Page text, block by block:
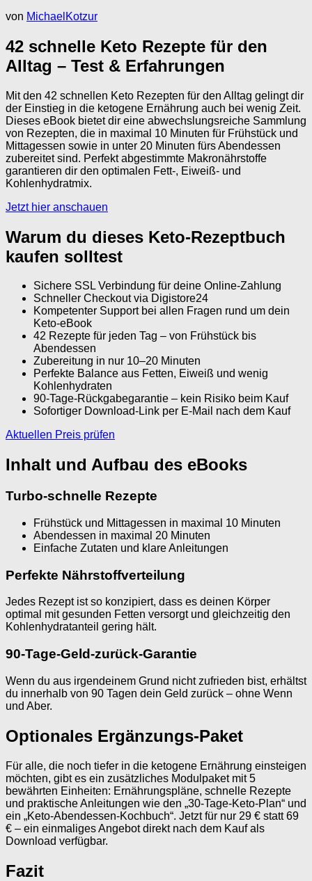
von MichaelKotzur
42 schnelle Keto Rezepte für den
Alltag – Test & Erfahrungen
Mit den 42 schnellen Keto Rezepten für den Alltag gelingt dir
der Einstieg in die ketogene Ernährung auch bei wenig Zeit.
Dieses eBook bietet dir eine abwechslungsreiche Sammlung
von Rezepten, die in maximal 10 Minuten für Frühstück und
Mittagessen sowie in unter 20 Minuten fürs Abendessen
zubereitet sind. Perfekt abgestimmte Makronährstoffe
garantieren dir den optimalen Fett-, Eiweiß- und
Kohlenhydratmix.
Jetzt hier anschauen
Warum du dieses Keto-Rezeptbuch
kaufen solltest
Sichere SSL Verbindung für deine Online-Zahlung
Schneller Checkout via Digistore24
Kompetenter Support bei allen Fragen rund um dein
Keto-eBook
42 Rezepte für jeden Tag – von Frühstück bis
Abendessen
Zubereitung in nur 10–20 Minuten
Perfekte Balance aus Fetten, Eiweiß und wenig
Kohlenhydraten
90-Tage-Rückgabegarantie – kein Risiko beim Kauf
Sofortiger Download-Link per E-Mail nach dem Kauf
Aktuellen Preis prüfen
Inhalt und Aufbau des eBooks
Turbo-schnelle Rezepte
Frühstück und Mittagessen in maximal 10 Minuten
Abendessen in maximal 20 Minuten
Einfache Zutaten und klare Anleitungen
Perfekte Nährstoffverteilung
Jedes Rezept ist so konzipiert, dass es deinen Körper
optimal mit gesunden Fetten versorgt und gleichzeitig den
Kohlenhydratanteil gering hält.
90-Tage-Geld-zurück-Garantie
Wenn du aus irgendeinem Grund nicht zufrieden bist, erhältst
du innerhalb von 90 Tagen dein Geld zurück – ohne Wenn
und Aber.
Optionales Ergänzungs-Paket
Für alle, die noch tiefer in die ketogene Ernährung einsteigen
möchten, gibt es ein zusätzliches Modulpaket mit 5
bewährten Einheiten: Ernährungspläne, schnelle Rezepte
und praktische Anleitungen wie den „30-Tage-Keto-Plan“ und
ein „Keto-Abendessen-Kochbuch“. Jetzt für nur 29 € statt 69
€ – ein einmaliges Angebot direkt nach dem Kauf als
Download verfügbar.
Fazit